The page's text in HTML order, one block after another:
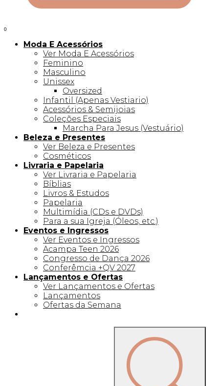
0
Moda E Acessórios
Ver Moda E Acessórios
Feminino
Masculino
Unissex
Oversized
Infantil (Apenas Vestiario)
Acessórios & Semijoias
Coleções Especiais
Marcha Para Jesus (Vestuário)
Beleza e Presentes
Ver Beleza e Presentes
Cosméticos
Livraria e Papelaria
Ver Livraria e Papelaria
Bíblias
Livros & Estudos
Papelaria
Multimídia (CDs e DVDs)
Para a sua Igreja (Óleos, etc.)
Eventos e Ingressos
Ver Eventos e Ingressos
Acampa Teen 2026
Congresso de Dança 2026
Conferêmcia +QV 2027
Lançamentos e Ofertas
Ver Lançamentos e Ofertas
Lançamentos
Ofertas da Semana